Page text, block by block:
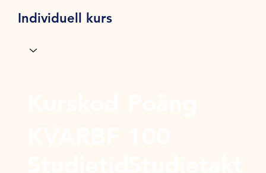
Individuell kurs